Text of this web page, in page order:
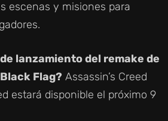
escenas y misiones para
lanzamiento del remake de
Flag? Assassin’s Creed
estará disponible el próximo 9